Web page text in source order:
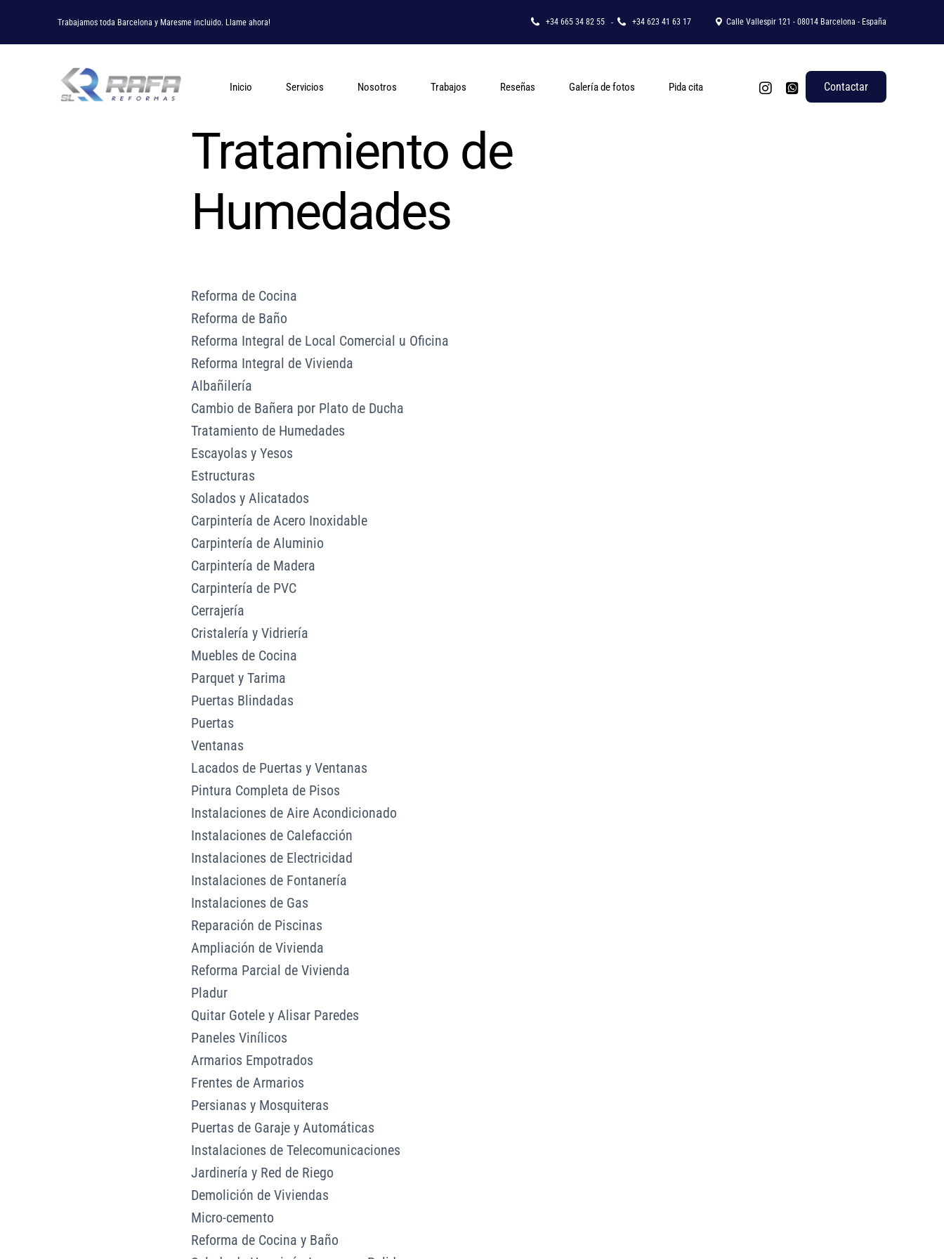
Trabajamos toda Barcelona y Maresme incluido. Llame ahora! +34 665 34 82 55 - +34 623 41 63 17 Calle Vallespir 121 - 08014 Barcelona - España
Inicio Servicios Nosotros Trabajos Reseñas Galería de fotos Pida cita Contactar
Tratamiento de
Humedades
Reforma de Cocina
Reforma de Baño
Reforma Integral de Local Comercial u Oficina
Reforma Integral de Vivienda
Albañilería
Cambio de Bañera por Plato de Ducha
Tratamiento de Humedades
Escayolas y Yesos
Estructuras
Solados y Alicatados
Carpintería de Acero Inoxidable
Carpintería de Aluminio
Carpintería de Madera
Carpintería de PVC
Cerrajería
Cristalería y Vidriería
Muebles de Cocina
Parquet y Tarima
Puertas Blindadas
Puertas
Ventanas
Lacados de Puertas y Ventanas
Pintura Completa de Pisos
Instalaciones de Aire Acondicionado
Instalaciones de Calefacción
Instalaciones de Electricidad
Instalaciones de Fontanería
Instalaciones de Gas
Reparación de Piscinas
Ampliación de Vivienda
Reforma Parcial de Vivienda
Pladur
Quitar Gotele y Alisar Paredes
Paneles Vinílicos
Armarios Empotrados
Frentes de Armarios
Persianas y Mosquiteras
Puertas de Garaje y Automáticas
Instalaciones de Telecomunicaciones
Jardinería y Red de Riego
Demolición de Viviendas
Micro-cemento
Reforma de Cocina y Baño